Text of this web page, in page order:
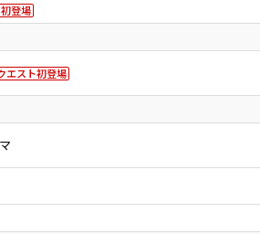
登場
エスト初登場